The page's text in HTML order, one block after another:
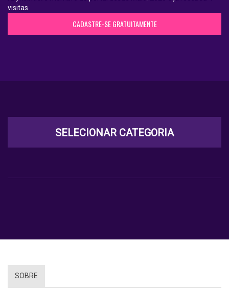
visitas
CADASTRE-SE GRATUITAMENTE
SELECIONAR CATEGORIA
SOBRE